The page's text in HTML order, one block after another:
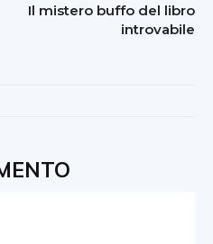
Il mistero buffo del libro
introvabile